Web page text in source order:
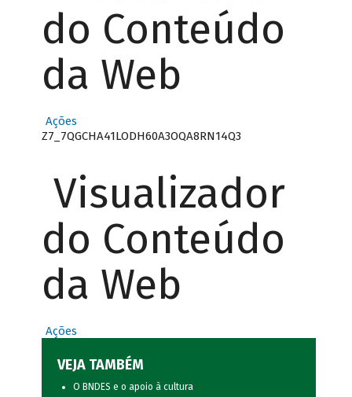
do Conteúdo
da Web
Ações
Z7_7QGCHA41LODH60A3OQA8RN14Q3
Visualizador
do Conteúdo
da Web
Ações
VEJA TAMBÉM
O BNDES e o apoio à cultura